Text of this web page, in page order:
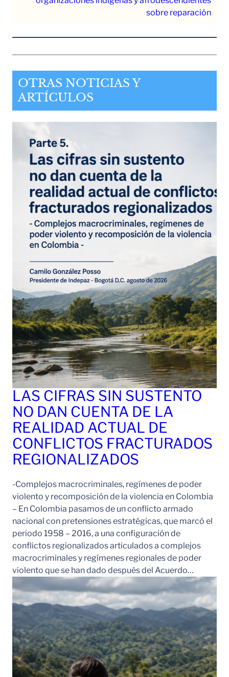
sobre reparación
OTRAS NOTICIAS Y
ARTÍCULOS
LAS CIFRAS SIN SUSTENTO
NO DAN CUENTA DE LA
REALIDAD ACTUAL DE
CONFLICTOS FRACTURADOS
REGIONALIZADOS
-Complejos macrocriminales, regímenes de poder
violento y recomposición de la violencia en Colombia
– En Colombia pasamos de un conflicto armado
nacional con pretensiones estratégicas, que marcó el
periodo 1958 – 2016, a una configuración de
conflictos regionalizados articulados a complejos
macrocriminales y regímenes regionales de poder
violento que se han dado después del Acuerdo…